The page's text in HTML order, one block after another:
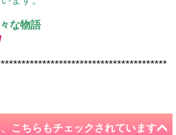
な物語
こちらもチェックされています